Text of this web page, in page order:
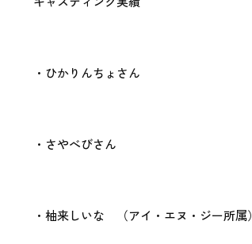
・ひかりんちょさん
・さやべびさん
・柚来しいな （アイ・エヌ・ジー所属）